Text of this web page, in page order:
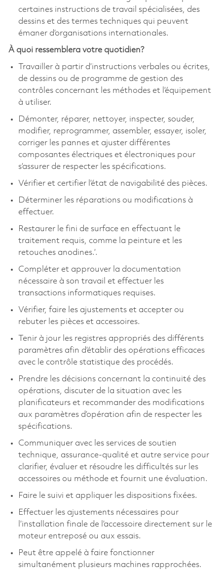
certaines instructions de travail spécialisées, des
dessins et des termes techniques qui peuvent
émaner d’organisations internationales.
À quoi ressemblera votre quotidien?
Travailler à partir d’instructions verbales ou écrites,
de dessins ou de programme de gestion des
contrôles concernant les méthodes et l’équipement
à utiliser.
Démonter, réparer, nettoyer, inspecter, souder,
modifier, reprogrammer, assembler, essayer, isoler,
corriger les pannes et ajuster différentes
composantes électriques et électroniques pour
s’assurer de respecter les spécifications.
Vérifier et certifier l’état de navigabilité des pièces.
Déterminer les réparations ou modifications à
effectuer.
Restaurer le fini de surface en effectuant le
traitement requis, comme la peinture et les
retouches anodines.’.
Compléter et approuver la documentation
nécessaire à son travail et effectuer les
transactions informatiques requises.
Vérifier, faire les ajustements et accepter ou
rebuter les pièces et accessoires.
Tenir à jour les registres appropriés des différents
paramètres afin d’établir des opérations efficaces
avec le contrôle statistique des procédés.
Prendre les décisions concernant la continuité des
opérations, discuter de la situation avec les
planificateurs et recommander des modifications
aux paramètres d’opération afin de respecter les
spécifications.
Communiquer avec les services de soutien
technique, assurance-qualité et autre service pour
clarifier, évaluer et résoudre les difficultés sur les
accessoires ou méthode et fournit une évaluation.
Faire le suivi et appliquer les dispositions fixées.
Effectuer les ajustements nécessaires pour
l’installation finale de l’accessoire directement sur le
moteur entreposé ou aux essais.
Peut être appelé à faire fonctionner
simultanément plusieurs machines rapprochées.